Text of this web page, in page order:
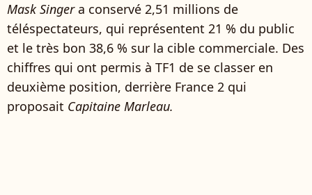
Mask Singera conservé 2,51 millions de
téléspectateurs, qui représentent 21 % du public
et le très bon 38,6 % sur la cible commerciale. Des
chiffres qui ont permis à TF1 de se classer en
deuxième position, derrière France 2 qui
proposait Capitaine Marleau.